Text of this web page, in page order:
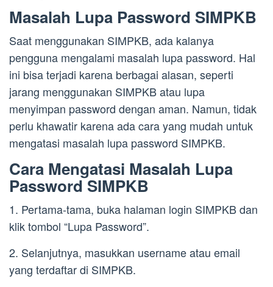
Masalah Lupa Password SIMPKB
Saat menggunakan SIMPKB, ada kalanya
pengguna mengalami masalah lupa password. Hal
ini bisa terjadi karena berbagai alasan, seperti
jarang menggunakan SIMPKB atau lupa
menyimpan password dengan aman. Namun, tidak
perlu khawatir karena ada cara yang mudah untuk
mengatasi masalah lupa password SIMPKB.
Cara Mengatasi Masalah Lupa
Password SIMPKB
1. Pertama-tama, buka halaman login SIMPKB dan
klik tombol “Lupa Password”.
2. Selanjutnya, masukkan username atau email
yang terdaftar di SIMPKB.